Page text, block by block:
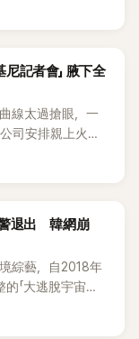
記者會」 腋下全
線太過搶眼，一
司安排親上火
記者會後來還被
太難搞－秘書
媽媽群」——李智
分登場，分享最真
李智惠會合，兩人
李瑞鎮突然直球
中縮短手術嗎？」
警退出 韓網崩
綜藝，自2018年
「大逃脫宇宙
大世界觀，累積